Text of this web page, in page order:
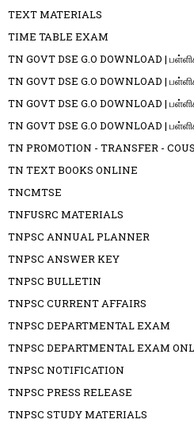
TEXT MATERIALS
TIME TABLE EXAM
TN GOVT DSE G.O DOWNLOAD |
TN GOVT DSE G.O DOWNLOAD |
TN GOVT DSE G.O DOWNLOAD |
TN GOVT DSE G.O DOWNLOAD |
TN PROMOTION - TRANSFER -
TN TEXT BOOKS ONLINE
TNCMTSE
TNFUSRC MATERIALS
TNPSC ANNUAL PLANNER
TNPSC ANSWER KEY
TNPSC BULLETIN
TNPSC CURRENT AFFAIRS
TNPSC DEPARTMENTAL EXAM
TNPSC DEPARTMENTAL EXAM
TNPSC NOTIFICATION
TNPSC PRESS RELEASE
TNPSC STUDY MATERIALS